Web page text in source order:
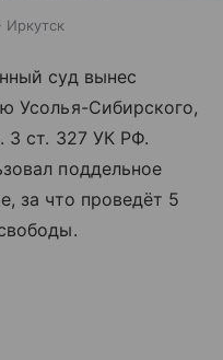
Иркутск
суд вынес
Усолья-Сибирского,
3 ст. 327 УК РФ.
поддельное
за что проведёт 5